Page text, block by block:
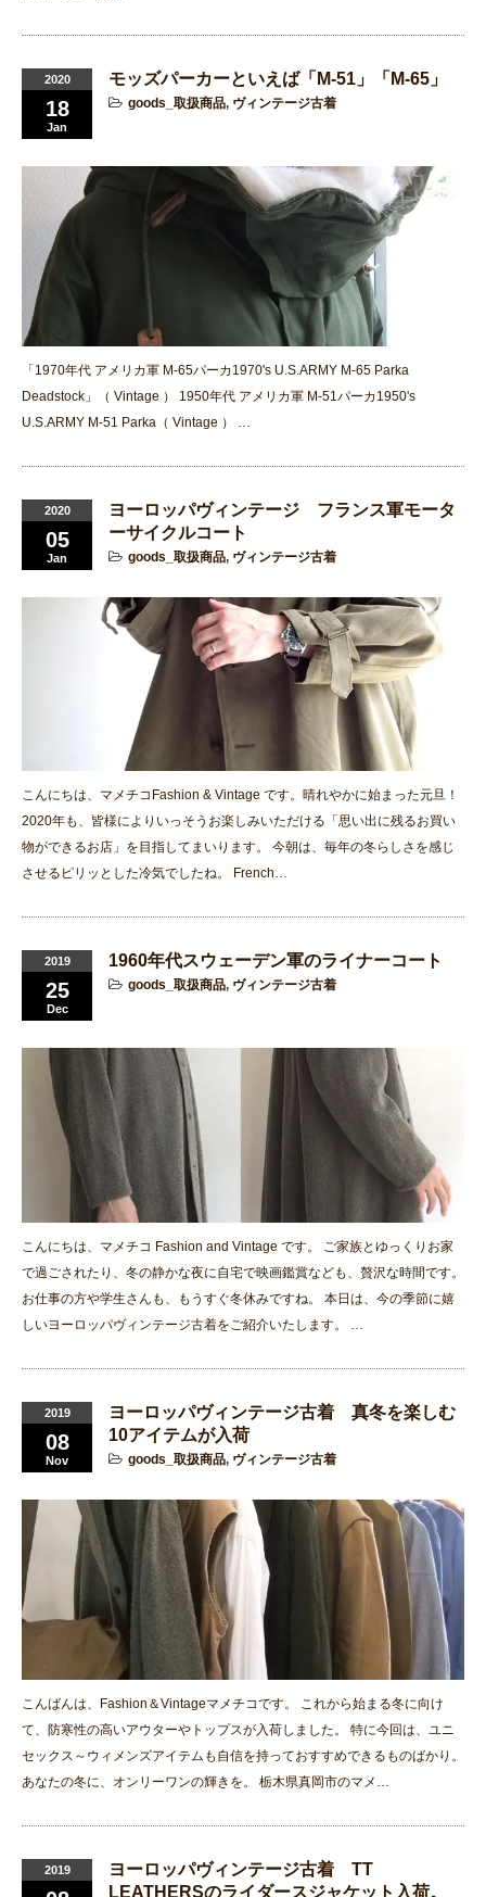
2020
18
Jan
モッズパーカーといえば「M-51」「M-65」
goods_取扱商品, ヴィンテージ古着
「1970年代 アメリカ軍 M-65パーカ1970's U.S.ARMY M-65 Parka
Deadstock」（ Vintage ） 1950年代 アメリカ軍 M-51パーカ1950's
U.S.ARMY M-51 Parka（ Vintage ） …
2020
05
Jan
ヨーロッパヴィンテージ フランス軍モータ
ーサイクルコート
goods_取扱商品, ヴィンテージ古着
こんにちは、マメチコFashion & Vintage です。晴れやかに始まった元旦！
2020年も、皆様によりいっそうお楽しみいただける「思い出に残るお買い
物ができるお店」を目指してまいります。 今朝は、毎年の冬らしさを感じ
させるピリッとした冷気でしたね。 French…
2019
25
Dec
1960年代スウェーデン軍のライナーコート
goods_取扱商品, ヴィンテージ古着
こんにちは、マメチコ Fashion and Vintage です。 ご家族とゆっくりお家
で過ごされたり、冬の静かな夜に自宅で映画鑑賞なども、贅沢な時間です。
お仕事の方や学生さんも、もうすぐ冬休みですね。 本日は、今の季節に嬉
しいヨーロッパヴィンテージ古着をご紹介いたします。 …
2019
08
Nov
ヨーロッパヴィンテージ古着 真冬を楽しむ
10アイテムが入荷
goods_取扱商品, ヴィンテージ古着
こんばんは、Fashion＆Vintageマメチコです。 これから始まる冬に向け
て、防寒性の高いアウターやトップスが入荷しました。 特に今回は、ユニ
セックス～ウィメンズアイテムも自信を持っておすすめできるものばかり。
あなたの冬に、オンリーワンの輝きを。 栃木県真岡市のマメ…
2019
ヨーロッパヴィンテージ古着 TT
LEATHERSのライダースジャケット入荷。